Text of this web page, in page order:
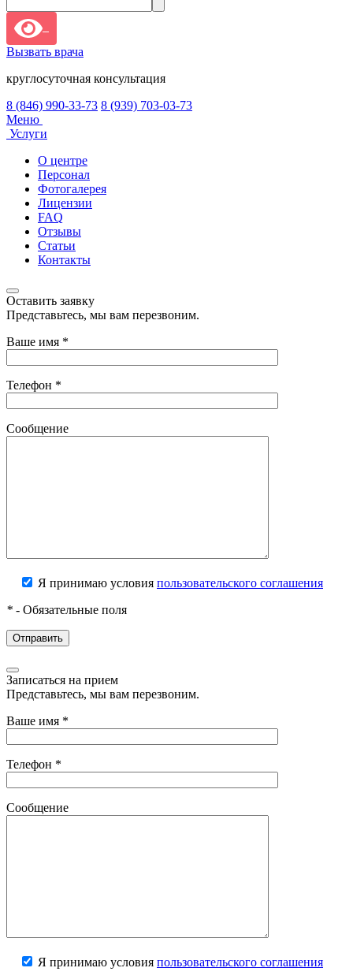
Вызвать врача
круглосуточная консультация
8 (846) 990-33-73 8 (939) 703-03-73
Меню
Услуги
О центре
Персонал
Фотогалерея
Лицензии
FAQ
Отзывы
Статьи
Контакты
Оставить заявку
Представьтесь, мы вам перезвоним.
Ваше имя *
Телефон *
Сообщение
Я принимаю условия пользовательского соглашения
* - Обязательные поля
Записаться на прием
Представьтесь, мы вам перезвоним.
Ваше имя *
Телефон *
Сообщение
Я принимаю условия пользовательского соглашения